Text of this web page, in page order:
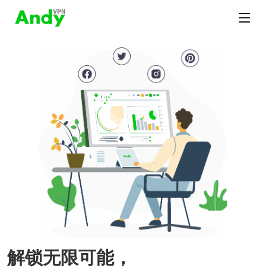
解锁无限可能，